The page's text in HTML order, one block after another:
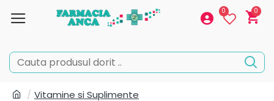
0 0
Vitamine si Suplimente